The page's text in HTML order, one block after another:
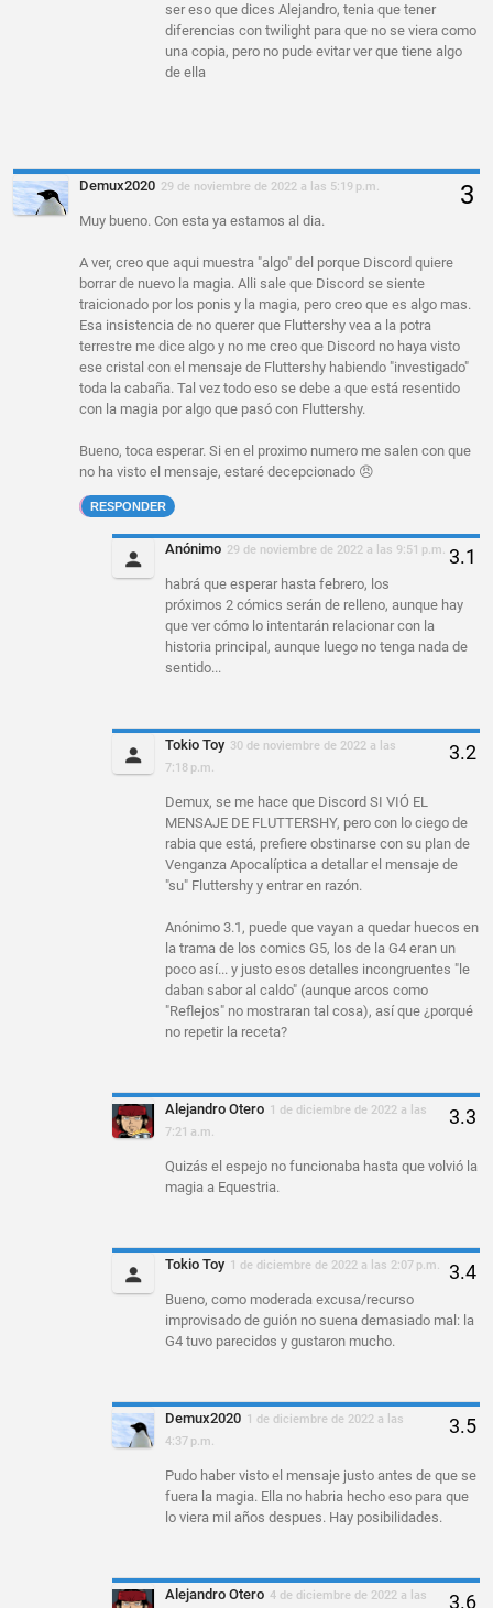
ser eso que dices Alejandro, tenia que tener
diferencias con twilight para que no se viera como
una copia, pero no pude evitar ver que tiene algo
de ella
Demux2020 29 de noviembre de 2022 a las 5:19 p.m.
Muy bueno. Con esta ya estamos al dia.
A ver, creo que aqui muestra "algo" del porque Discord quiere
borrar de nuevo la magia. Alli sale que Discord se siente
traicionado por los ponis y la magia, pero creo que es algo mas.
Esa insistencia de no querer que Fluttershy vea a la potra
terrestre me dice algo y no me creo que Discord no haya visto
ese cristal con el mensaje de Fluttershy habiendo "investigado"
toda la cabaña. Tal vez todo eso se debe a que está resentido
con la magia por algo que pasó con Fluttershy.
Bueno, toca esperar. Si en el proximo numero me salen con que
no ha visto el mensaje, estaré decepcionado 😠
RESPONDER
Anónimo 29 de noviembre de 2022 a las 9:51 p.m.
habrá que esperar hasta febrero, los
próximos 2 cómics serán de relleno, aunque hay
que ver cómo lo intentarán relacionar con la
historia principal, aunque luego no tenga nada de
sentido...
Tokio Toy 30 de noviembre de 2022 a las
7:18 p.m.
Demux, se me hace que Discord SI VIÓ EL
MENSAJE DE FLUTTERSHY, pero con lo ciego de
rabia que está, prefiere obstinarse con su plan de
Venganza Apocalíptica a detallar el mensaje de
"su" Fluttershy y entrar en razón.
Anónimo 3.1, puede que vayan a quedar huecos en
la trama de los comics G5, los de la G4 eran un
poco así... y justo esos detalles incongruentes "le
daban sabor al caldo" (aunque arcos como
"Reflejos" no mostraran tal cosa), así que ¿porqué
no repetir la receta?
Alejandro Otero 1 de diciembre de 2022 a las
7:21 a.m.
Quizás el espejo no funcionaba hasta que volvió la
magia a Equestria.
Tokio Toy 1 de diciembre de 2022 a las 2:07 p.m.
Bueno, como moderada excusa/recurso
improvisado de guión no suena demasiado mal: la
G4 tuvo parecidos y gustaron mucho.
Demux2020 1 de diciembre de 2022 a las
4:37 p.m.
Pudo haber visto el mensaje justo antes de que se
fuera la magia. Ella no habria hecho eso para que
lo viera mil años despues. Hay posibilidades.
Alejandro Otero 4 de diciembre de 2022 a las